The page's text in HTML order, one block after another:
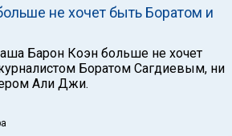
не хочет быть Боратом и
Барон Коэн больше не хочет
Боратом Сагдиевым, ни
Али Джи.